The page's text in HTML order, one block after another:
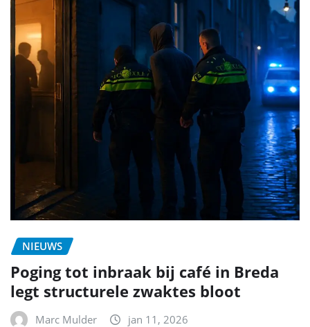
NIEUWS
Poging tot inbraak bij café in Breda
legt structurele zwaktes bloot
Marc Mulder jan 11, 2026